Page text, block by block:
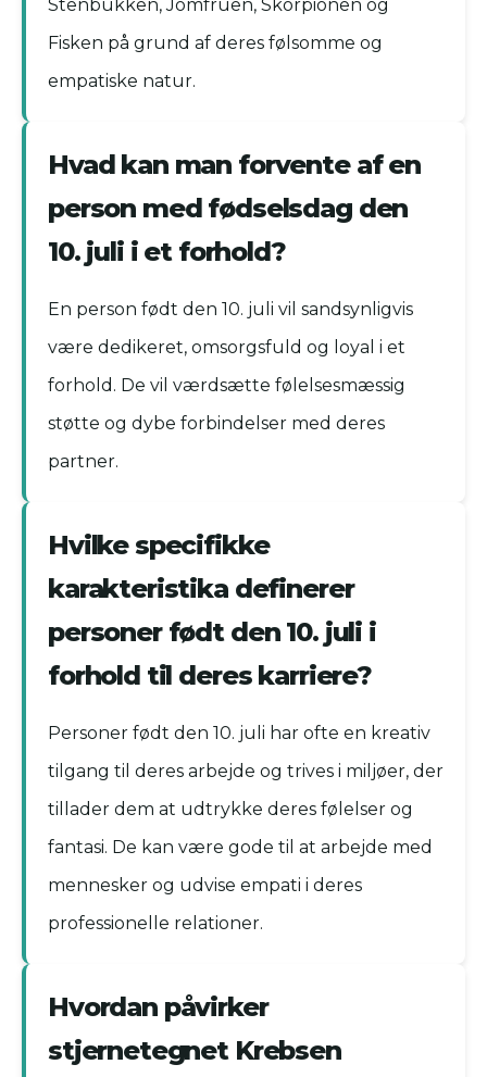
Stenbukken, Jomfruen, Skorpionen og
Fisken på grund af deres følsomme og
empatiske natur.
Hvad kan man forvente af en
person med fødselsdag den
10. juli i et forhold?
En person født den 10. juli vil sandsynligvis
være dedikeret, omsorgsfuld og loyal i et
forhold. De vil værdsætte følelsesmæssig
støtte og dybe forbindelser med deres
partner.
Hvilke specifikke
karakteristika definerer
personer født den 10. juli i
forhold til deres karriere?
Personer født den 10. juli har ofte en kreativ
tilgang til deres arbejde og trives i miljøer, der
tillader dem at udtrykke deres følelser og
fantasi. De kan være gode til at arbejde med
mennesker og udvise empati i deres
professionelle relationer.
Hvordan påvirker
stjernetegnet Krebsen